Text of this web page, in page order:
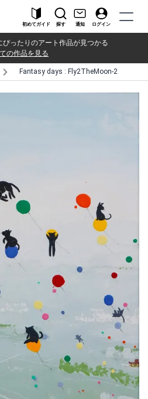
初めてガイド 探す 通知 ログイン
ったりのアート作品が見つかる
の作品を見る
Fantasy days : Fly2TheMoon-2